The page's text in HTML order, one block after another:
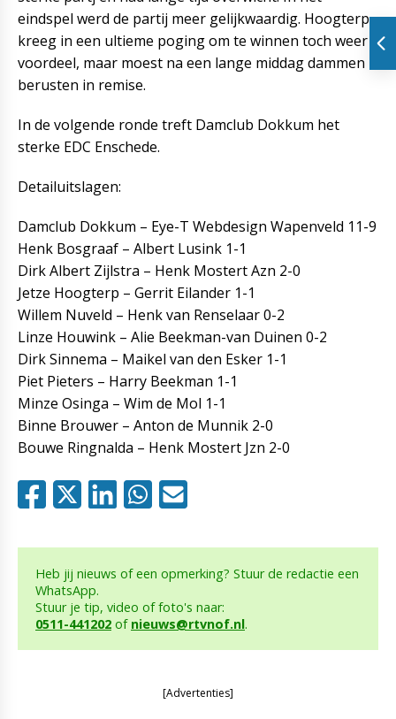
eindspel werd de partij meer gelijkwaardig. Hoogterp
kreeg in een ultieme poging om te winnen toch weer
voordeel, maar moest na een lange middag dammen
berusten in remise.
In de volgende ronde treft Damclub Dokkum het
sterke EDC Enschede.
Detailuitslagen:
Damclub Dokkum – Eye-T Webdesign Wapenveld 11-9
Henk Bosgraaf – Albert Lusink 1-1
Dirk Albert Zijlstra – Henk Mostert Azn 2-0
Jetze Hoogterp – Gerrit Eilander 1-1
Willem Nuveld – Henk van Renselaar 0-2
Linze Houwink – Alie Beekman-van Duinen 0-2
Dirk Sinnema – Maikel van den Esker 1-1
Piet Pieters – Harry Beekman 1-1
Minze Osinga – Wim de Mol 1-1
Binne Brouwer – Anton de Munnik 2-0
Bouwe Ringnalda – Henk Mostert Jzn 2-0
Heb jij nieuws of een opmerking? Stuur de redactie een
WhatsApp.
Stuur je tip, video of foto's naar:
0511-441202 of nieuws@rtvnof.nl.
[Advertenties]